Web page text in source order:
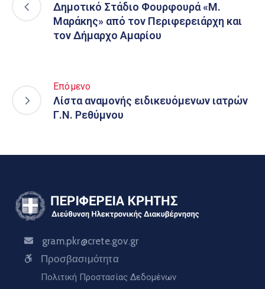
Δημοτικό Στάδιο Φουρφουρά «Μ.
Μαράκης» από τον Περιφερειάρχη και
τον Δήμαρχο Αμαρίου
Επόμενο
Λίστα αναμονής ειδικευόμενων ιατρών
Γ.Ν. Ρεθύμνου
gram.pkr@crete.gov.gr
Προσβασιμότητα
Πολιτική Προστασίας Δεδομένων